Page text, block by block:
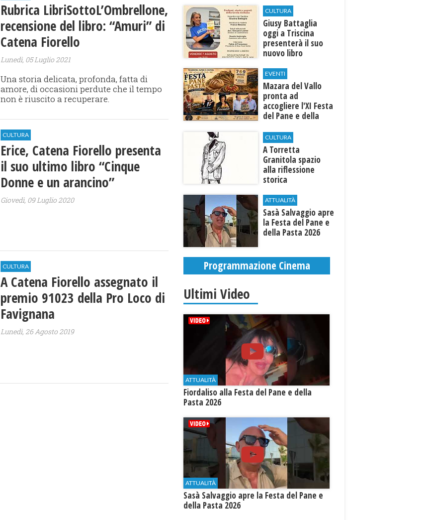
Rubrica LibriSottoL’Ombrellone,
recensione del libro: “Amuri” di
Catena Fiorello
Lunedì, 05 Luglio 2021
Una storia delicata, profonda, fatta di
amore, di occasioni perdute che il tempo
non è riuscito a recuperare.
CULTURA
Erice, Catena Fiorello presenta
il suo ultimo libro “Cinque
Donne e un arancino”
Giovedì, 09 Luglio 2020
CULTURA
A Catena Fiorello assegnato il
premio 91023 della Pro Loco di
Favignana
Lunedì, 26 Agosto 2019
CULTURA
Giusy Battaglia
oggi a Triscina
presenterà il suo
nuovo libro
EVENTI
Mazara del Vallo
pronta ad
accogliere l'XI Festa
del Pane e della
CULTURA
​A Torretta
Granitola spazio
alla riflessione
storica
ATTUALITÀ
Sasà Salvaggio apre
la Festa del Pane e
della Pasta 2026
Programmazione Cinema
Ultimi Video
ATTUALITÀ
Fiordaliso alla Festa del Pane e della
Pasta 2026
ATTUALITÀ
Sasà Salvaggio apre la Festa del Pane e
della Pasta 2026